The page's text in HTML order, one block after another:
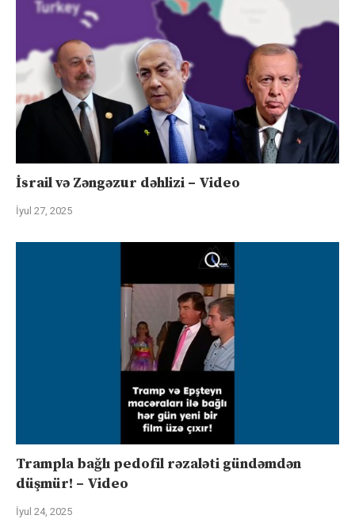
İsrail və Zəngəzur dəhlizi – Video
İyul 27, 2025
Trampla bağlı pedofil rəzaləti gündəmdən
düşmür! – Video
İyul 24, 2025